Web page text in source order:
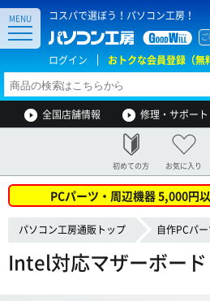
コスパで選ぼう！パソコン工房！
ログイン おトクな会員登録（無
MENU
全国店舗情報 修理・サポート
初めての方 お気に入り
PCパーツ・周辺機器 5,000円
パソコン工房通販トップ 自作PCパ
Intel対応マザーボード